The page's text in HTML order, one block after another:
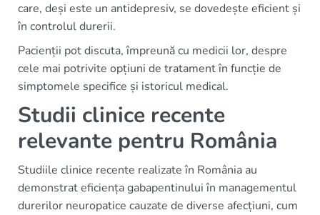
care, deși este un antidepresiv, se dovedește eficient și
în controlul durerii.
Pacienții pot discuta, împreună cu medicii lor, despre
cele mai potrivite opțiuni de tratament în funcție de
simptomele specifice și istoricul medical.
Studii clinice recente
relevante pentru România
Studiile clinice recente realizate în România au
demonstrat eficiența gabapentinului în managementul
durerilor neuropatice cauzate de diverse afecțiuni, cum